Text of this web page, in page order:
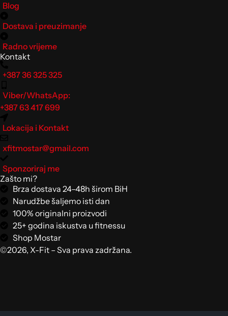
Blog
Dostava i preuzimanje
Radno vrijeme
Kontakt
+387 36 325 325
Viber/WhatsApp:
+387 63 417 699
Lokacija i Kontakt
xfitmostar@gmail.com
Sponzoriraj me
Zašto mi?
Brza dostava 24–48h širom BiH
Narudžbe šaljemo isti dan
100% originalni proizvodi
25+ godina iskustva u fitnessu
Shop Mostar
©2026, X-Fit – Sva prava zadržana.